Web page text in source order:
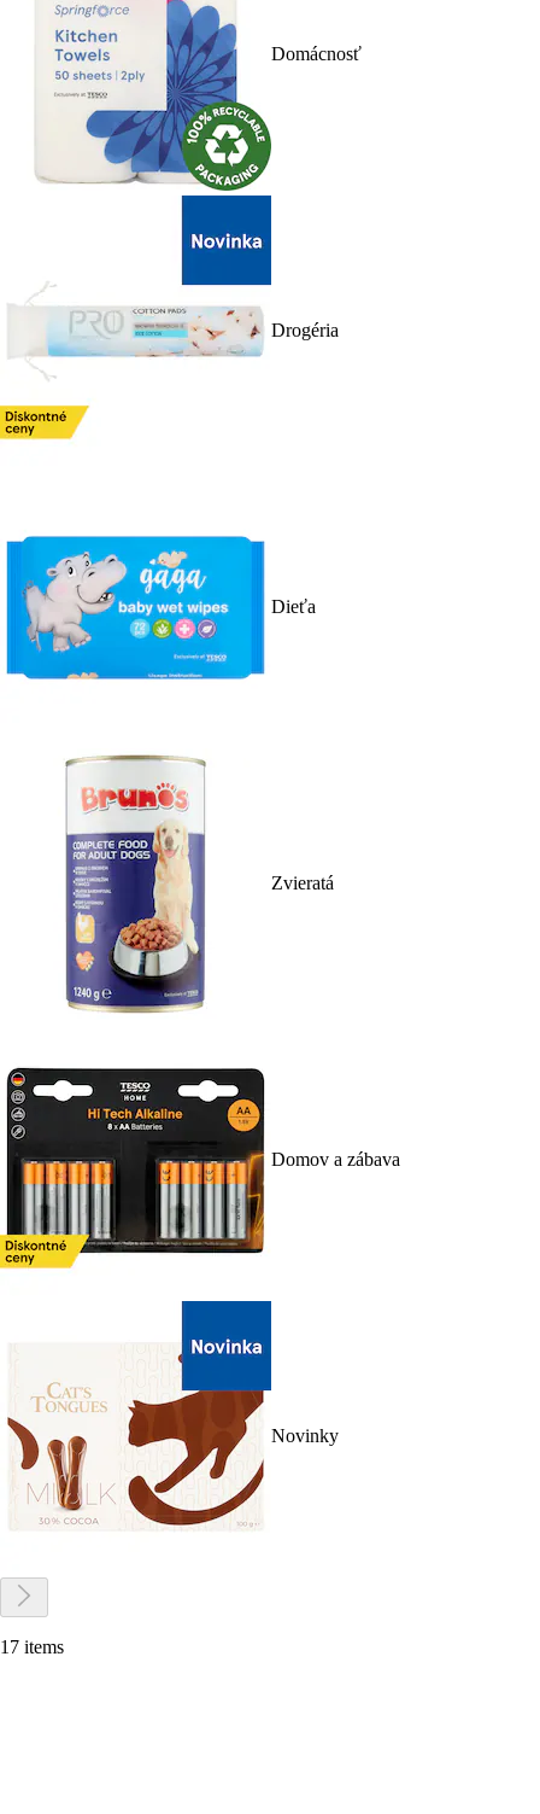
Domácnosť
Drogéria
Dieťa
Zvieratá
Domov a zábava
Novinky
17 items